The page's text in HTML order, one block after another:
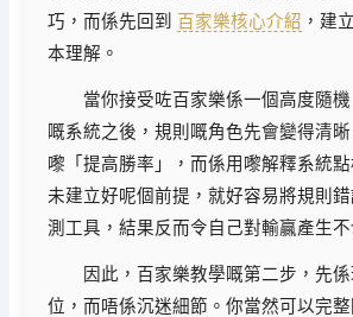
巧，而係先回到
百家樂核心介紹 ，建
本理解。
當你接受咗百家樂係一個高度隨
嘅系統之後，規則嘅角色先會變得清
嚟「提高勝率」，而係用嚟解釋系統
未建立好呢個前提，就好容易將規則
測工具，結果反而令自己對輸贏產生不
因此，百家樂教學嘅第二步，先
位，而唔係沉迷細節。你當然可以完